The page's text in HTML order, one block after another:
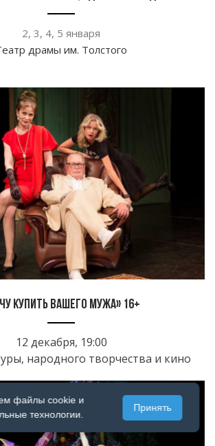
2, 3, 4, 5 января
драмы им. Толстого
купить вашего мужа» 16+
12 декабря, 19:00
народного творчества и кино
файлы cookie и
технологии.
Принять